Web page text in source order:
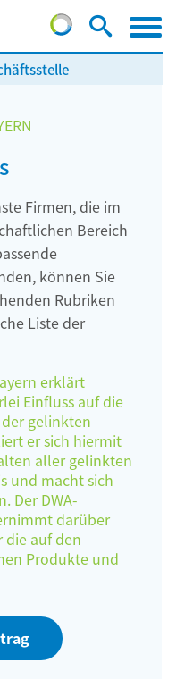
Firmen, die im
Bereich
können Sie
Rubriken
Liste der
erklärt
Einfluss auf die
gelinkten
er sich hiermit
aller gelinkten
und macht sich
Der DWA-
darüber
die auf den
Produkte und